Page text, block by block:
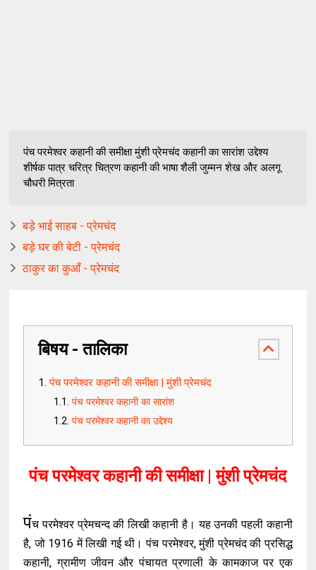
पंच परमेश्वर कहानी की समीक्षा मुंशी प्रेमचंद कहानी का सारांश उद्देश्य
शीर्षक पात्र चरित्र चित्रण कहानी की भाषा शैली जुम्मन शेख और अलगू
चौधरी मित्रता
बड़े भाई साहब - प्रेमचंद
बड़े घर की बेटी - प्रेमचंद
ठाकुर का कुआँ - प्रेमचंद
बिषय - तालिका
पंच परमेश्वर कहानी की समीक्षा | मुंशी प्रेमचंद
पंच परमेश्वर कहानी का सारांश
पंच परमेश्वर कहानी का उद्देश्य
पंच परमेश्वर कहानी की समीक्षा | मुंशी प्रेमचंद
पंच परमेश्वर प्रेमचन्द की लिखी कहानी है। यह उनकी पहली कहानी
है, जो 1916 में लिखी गई थी। पंच परमेश्वर, मुंशी प्रेमचंद की प्रसिद्ध
कहानी, ग्रामीण जीवन और पंचायत प्रणाली के कामकाज पर एक